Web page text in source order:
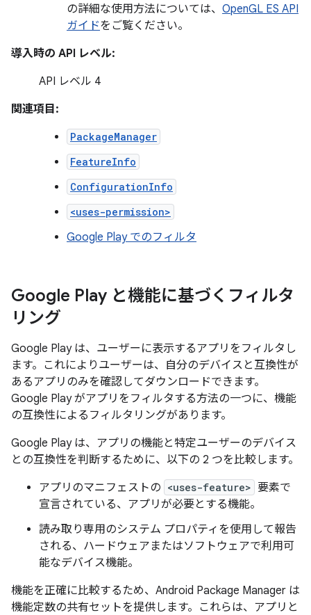
の詳細な使用方法については、 OpenGL ES API
ガイドをご覧ください。
導入時の API レベル:
API レベル 4
関連項目:
PackageManager
FeatureInfo
ConfigurationInfo
<uses-permission>
Google Play でのフィルタ
Google Play と機能に基づくフィルタ
リング
Google Play は、ユーザーに表示するアプリをフィルタし
ます。これによりユーザーは、自分のデバイスと互換性が
あるアプリのみを確認してダウンロードできます。
Google Play がアプリをフィルタする方法の一つに、機能
の互換性によるフィルタリングがあります。
Google Play は、アプリの機能と特定ユーザーのデバイス
との互換性を判断するために、以下の 2 つを比較します。
アプリのマニフェストの <uses-feature> 要素で
宣言されている、アプリが必要とする機能。
読み取り専用のシステム プロパティを使用して報告
される、ハードウェアまたはソフトウェアで利用可
能なデバイス機能。
機能を正確に比較するため、Android Package Manager は
機能定数の共有セットを提供します。これらは、アプリと